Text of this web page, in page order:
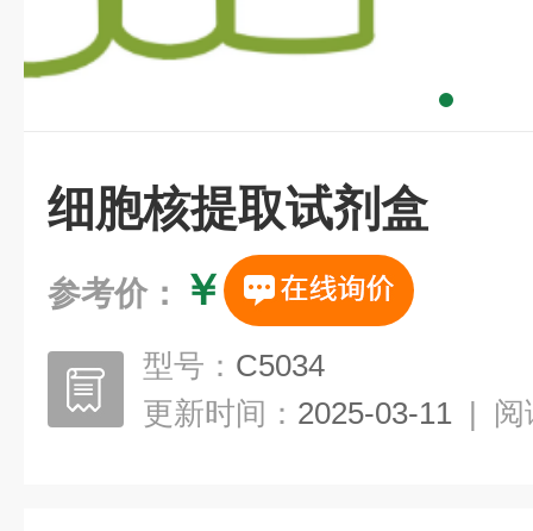
细胞核提取试剂盒
参考价： ￥
型号： C5034
更新时间： 2025-03-11 | 阅